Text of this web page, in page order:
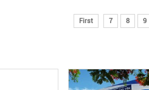
First 7 8 9